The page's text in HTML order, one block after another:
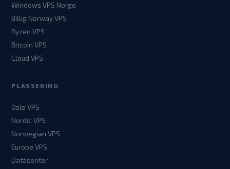
Windows VPS Norge
Billig Norway VPS
Ryzen VPS
Bitcoin VPS
Cloud VPS
PLASSERING
Oslo VPS
Nordic VPS
Norwegian VPS
Europe VPS
Datasenter